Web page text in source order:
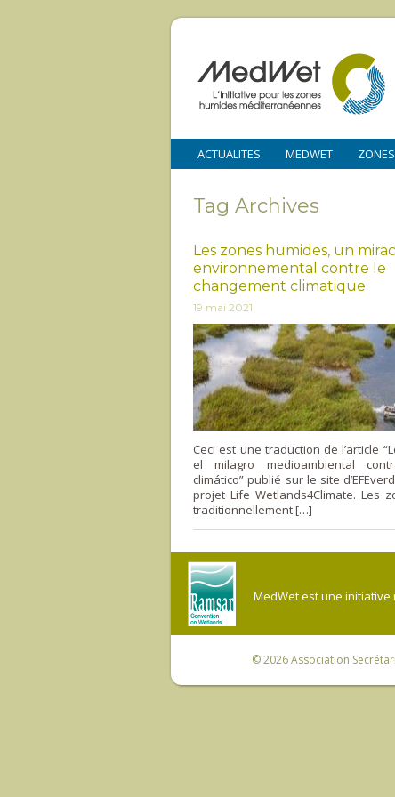
ACTUALITES MEDWET
Tag Archives
Les zones humides, un
environnemental contre le
changement climatique
19 mai 2021
Ceci est une traduction de l’article
el milagro medioambiental
climático” publié sur le site
projet Life Wetlands4Climate. Les
traditionnellement […]
MedWet est une initiative
© 2026Association